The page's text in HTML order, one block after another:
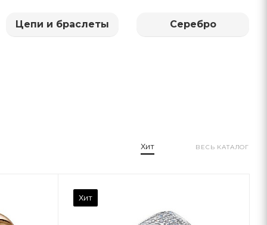
Цепи и браслеты Серебро
Хит ВЕСЬ КАТАЛОГ
Хит